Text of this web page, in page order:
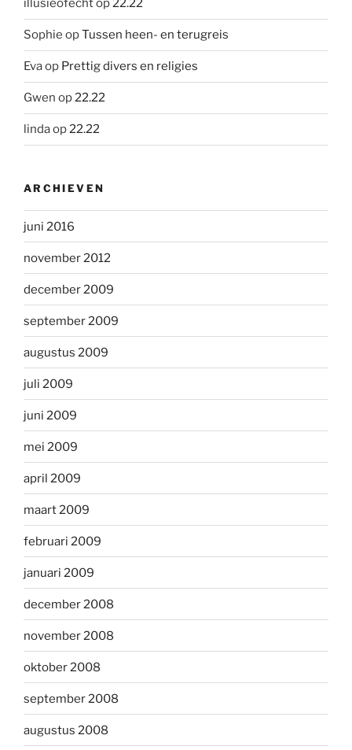
illusieofechtop22.22
Sophie opTussen heen- en terugreis
Evaop Prettig divers en religies
Gwen op22.22
lindaop22.22
ARCHIEVEN
juni 2016
november 2012
december 2009
september 2009
augustus 2009
juli 2009
juni 2009
mei 2009
april 2009
maart 2009
februari 2009
januari 2009
december 2008
november 2008
oktober 2008
september 2008
augustus 2008